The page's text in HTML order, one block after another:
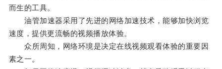
而生的工具。
油管加速器采用了先进的网络加速技术，能够加快浏览
速度，提供更流畅的视频播放体验。
众所周知，网络环境是决定在线视频观看体验的重要因
素之一。